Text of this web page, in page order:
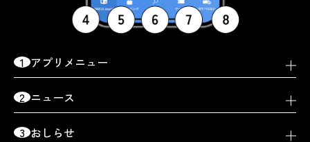
1 アプリメニュー
2 ニュース
3 おしらせ